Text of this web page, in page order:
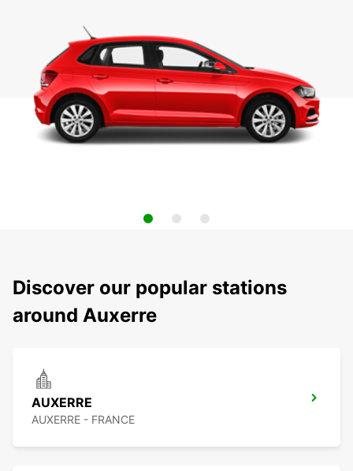
Discover our popular stations
around Auxerre
AUXERRE
AUXERRE - FRANCE